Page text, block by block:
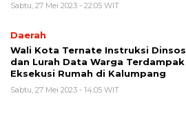
Sabtu, 27 Mei 2023 - 22:05 WIT
Daerah
Wali Kota Ternate Instruksi Dinsos
dan Lurah Data Warga Terdampak
Eksekusi Rumah di Kalumpang
Sabtu, 27 Mei 2023 - 14:05 WIT